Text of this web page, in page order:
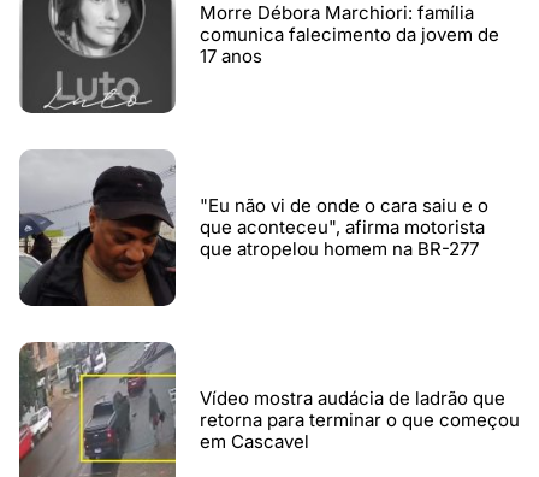
Morre Débora Marchiori: família
comunica falecimento da jovem de
17 anos
"Eu não vi de onde o cara saiu e o
que aconteceu", afirma motorista
que atropelou homem na BR-277
Vídeo mostra audácia de ladrão que
retorna para terminar o que começou
em Cascavel